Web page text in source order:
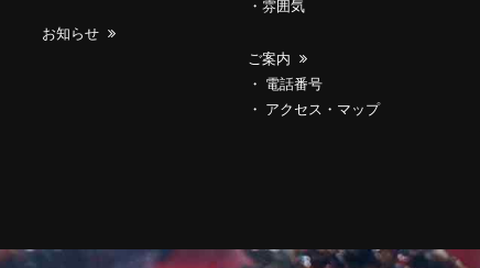
お知らせ
雰囲気
ご案内
電話番号
アクセス・マップ